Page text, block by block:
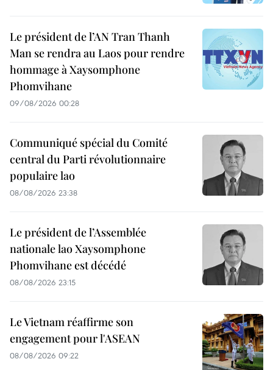
Le président de l’AN Tran Thanh
Man se rendra au Laos pour rendre
hommage à Xaysomphone
Phomvihane
09/08/2026 00:28
Communiqué spécial du Comité
central du Parti révolutionnaire
populaire lao
08/08/2026 23:38
Le président de l’Assemblée
nationale lao Xaysomphone
Phomvihane est décédé
08/08/2026 23:15
Le Vietnam réaffirme son
engagement pour l'ASEAN
08/08/2026 09:22